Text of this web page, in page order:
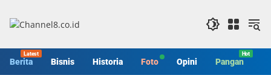
konten
Berita Bisnis Historia Foto Opini Pangan